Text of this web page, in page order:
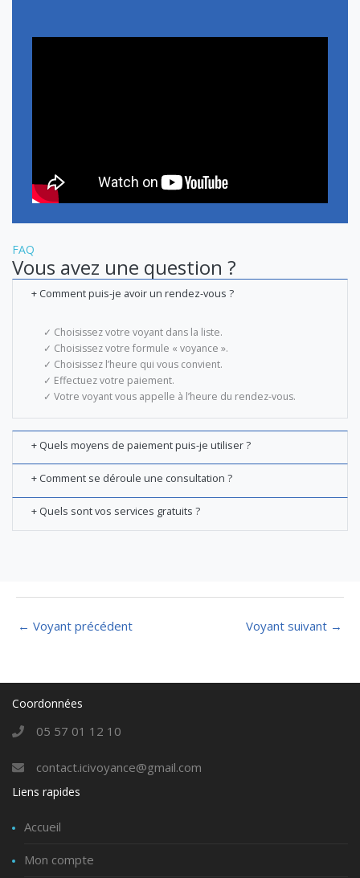
FAQ
Vous avez une question ?
+ Comment puis-je avoir un rendez-vous ?
✓ Choisissez votre voyant dans la liste.
✓ Choisissez votre formule « voyance ».
✓ Choisissez l’heure qui vous convient.
✓ Effectuez votre paiement.
✓ Votre voyant vous appelle à l’heure du rendez-vous.
+ Quels moyens de paiement puis-je utiliser ?
+ Comment se déroule une consultation ?
+ Quels sont vos services gratuits ?
← Voyant précédent Voyant suivant →
Coordonnées
05 57 01 12 10
contact.icivoyance@gmail.com
Liens rapides
Accueil
Mon compte